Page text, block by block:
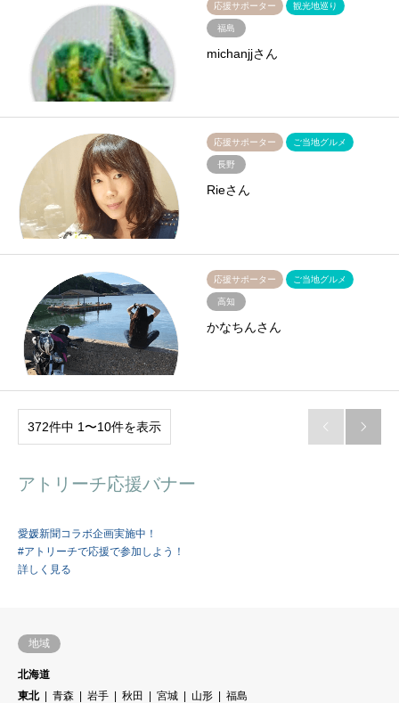
応援サポーター 観光地巡り
福島
michanjjさん
応援サポーター ご当地グルメ
長野
Rieさん
応援サポーター ご当地グルメ
高知
かなちんさん
372件中 1〜10件を表示  
アトリーチ応援バナー
愛媛新聞コラボ企画実施中！
#アトリーチで応援で参加しよう！
詳しく見る
地域
北海道
東北
青森 岩手 秋田 宮城 山形
福島